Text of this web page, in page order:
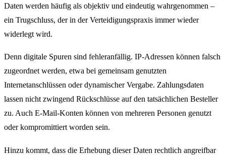
Daten werden häufig als objektiv und eindeutig wahrgenommen –
ein Trugschluss, der in der Verteidigungspraxis immer wieder
widerlegt wird.
Denn digitale Spuren sind fehleranfällig. IP-Adressen können falsch
zugeordnet werden, etwa bei gemeinsam genutzten
Internetanschlüssen oder dynamischer Vergabe. Zahlungsdaten
lassen nicht zwingend Rückschlüsse auf den tatsächlichen Besteller
zu. Auch E-Mail-Konten können von mehreren Personen genutzt
oder kompromittiert worden sein.
Hinzu kommt, dass die Erhebung dieser Daten rechtlich angreifbar